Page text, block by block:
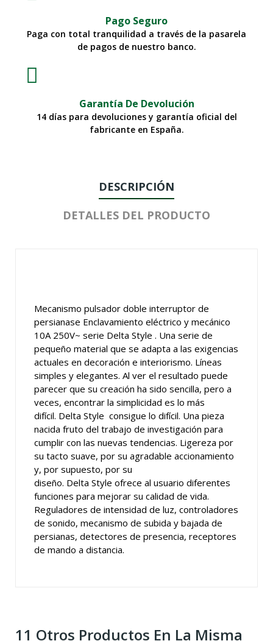
Pago Seguro
Paga con total tranquilidad a través de la pasarela
de pagos de nuestro banco.
Garantía De Devolución
14 días para devoluciones y garantía oficial del
fabricante en España.
DESCRIPCIÓN
DETALLES DEL PRODUCTO
Mecanismo pulsador doble interruptor de
persianase Enclavamiento eléctrico y mecánico
10A 250V~ serie Delta Style . Una serie de
pequeño material que se adapta a las exigencias
actuales en decoración e interiorismo. Líneas
simples y elegantes. Al ver el resultado puede
parecer que su creación ha sido sencilla, pero a
veces, encontrar la simplicidad es lo más
difícil. Delta Style consigue lo difícil. Una pieza
nacida fruto del trabajo de investigación para
cumplir con las nuevas tendencias. Ligereza por
su tacto suave, por su agradable accionamiento
y, por supuesto, por su
diseño. Delta Style ofrece al usuario diferentes
funciones para mejorar su calidad de vida.
Reguladores de intensidad de luz, controladores
de sonido, mecanismo de subida y bajada de
persianas, detectores de presencia, receptores
de mando a distancia.
11 Otros Productos En La Misma